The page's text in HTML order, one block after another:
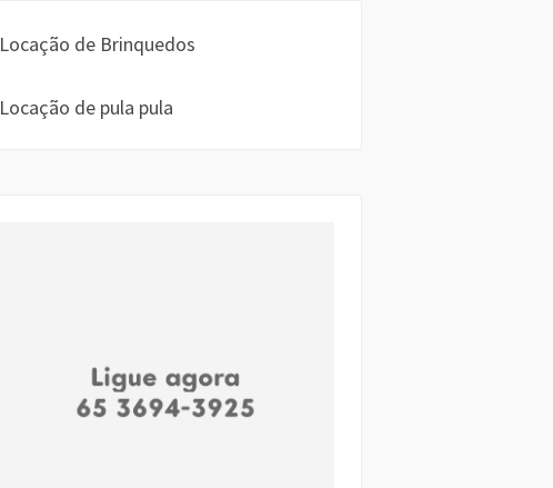
Locação de Brinquedos
Locação de pula pula